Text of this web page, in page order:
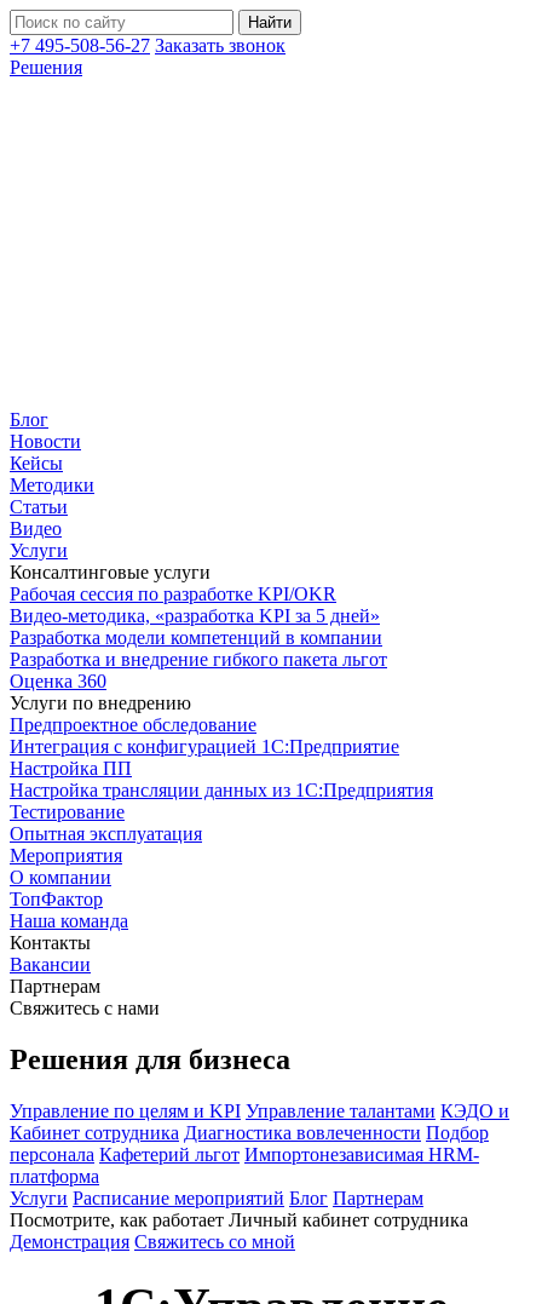
+7 495-508-56-27 Заказать звонок
Решения
Блог
Новости
Кейсы
Методики
Статьи
Видео
Услуги
Консалтинговые услуги
Рабочая сессия по разработке KPI/OKR
Видео-методика, «разработка KPI за 5 дней»
Разработка модели компетенций в компании
Разработка и внедрение гибкого пакета льгот
Оценка 360
Услуги по внедрению
Предпроектное обследование
Интеграция с конфигурацией 1С:Предприятие
Настройка ПП
Настройка трансляции данных из 1С:Предприятия
Тестирование
Опытная эксплуатация
Мероприятия
О компании
ТопФактор
Наша команда
Контакты
Вакансии
Партнерам
Свяжитесь с нами
Решения для бизнеса
Управление по целям и KPI Управление талантами КЭДО и
Кабинет сотрудника Диагностика вовлеченности Подбор
персонала Кафетерий льгот Импортонезависимая HRM-
платформа
Услуги Расписание мероприятий Блог Партнерам
Посмотрите, как работает Личный кабинет сотрудника
Демонстрация Свяжитесь со мной